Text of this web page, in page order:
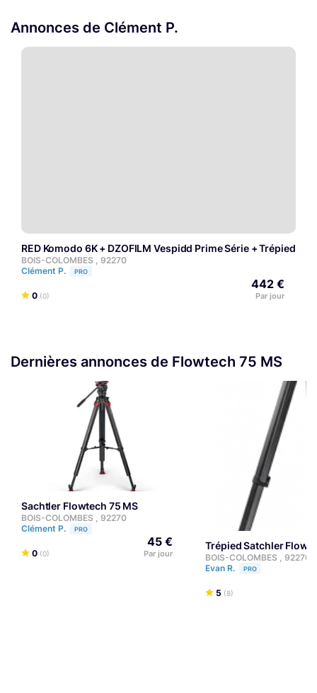
Annonces de Clément P.
RED Komodo 6K + DZOFILM Vespidd Prime Série + Trépied
BOIS-COLOMBES , 92270
Clément P.
PRO
0 (0)
442 €
Par jour
Dernières annonces de Flowtech 75 MS
Sachtler Flowtech 75 MS
BOIS-COLOMBES , 92270
Clément P.
PRO
0 (0)
45 €
Par jour
Trépied Satchler
BOIS-COLOMBES , 92270
Evan R.
PRO
5 (8)